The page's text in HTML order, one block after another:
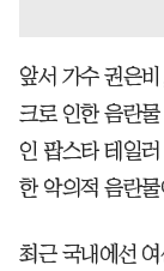
앞서 가수 권은
크로 인한 음란
인 팝스타 테일
한 악의적 음란
최근 국내에선